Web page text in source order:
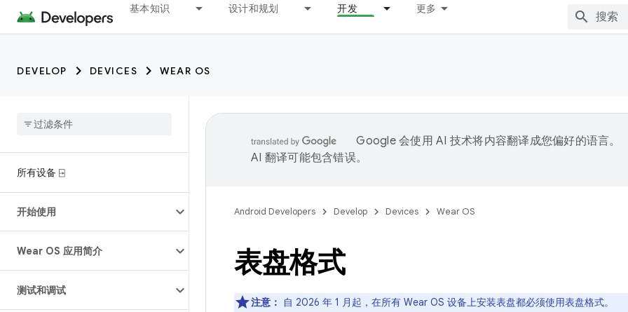
基本知识 设计和规划 开发 更多
DEVELOP DEVICES WEAR OS
所有设备 ⍈
开始使用
Wear OS 应用简介
测试和调试
Google 会使用 AI 技术将内容翻译成您偏好的语言。
AI 翻译可能包含错误。
Android Developers Develop Devices Wear OS
表盘格式
注意： 自 2026 年 1 月起，在所有 Wear OS 设备上安装表盘都必须使用表盘格式。